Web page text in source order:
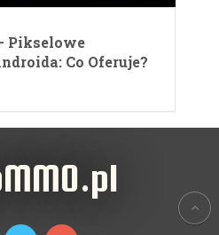
Pikselowe
Co Oferuje?